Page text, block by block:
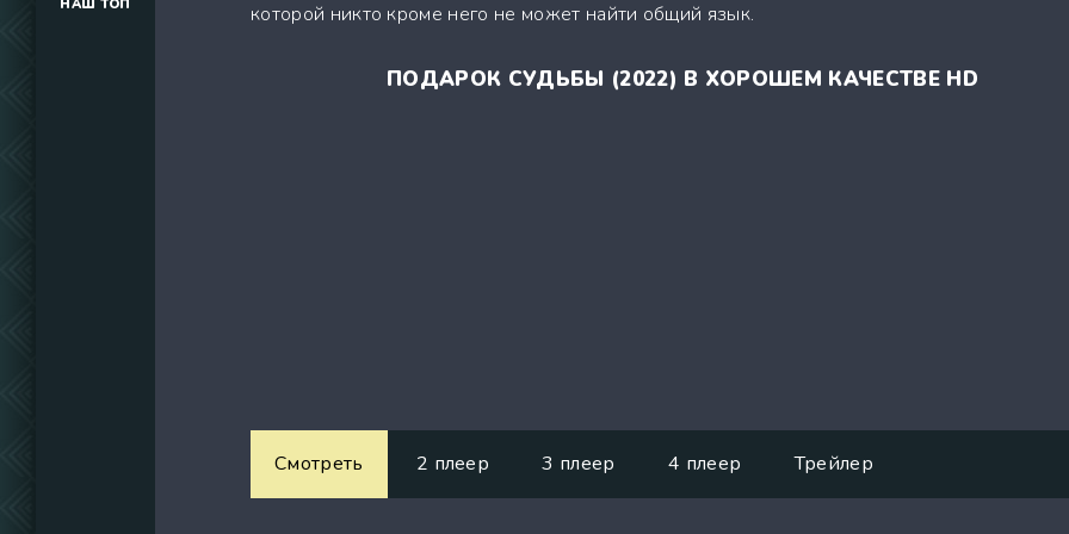
(34291)
(737)
НАШ ТОП которой никто кроме него не может найти общий язык.
ПОДАРОК СУДЬБЫ (2022) В ХОРОШЕМ КАЧЕСТВЕ HD
Смотреть 2 плеер 3 плеер 4 плеер Трейлер